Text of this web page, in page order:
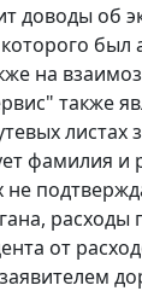
доводы об
на
также
листах
фамилия
не
расходы
от